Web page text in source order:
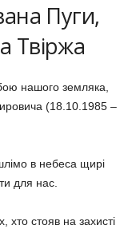
Пуги,
Твіржа
нашого земляка,
(18.10.1985 –
в небеса щирі
для нас.
хто стояв на захисті